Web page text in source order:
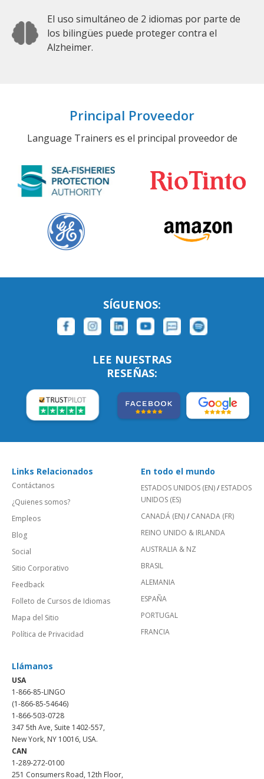
El uso simultáneo de 2 idiomas por parte de
los bilingües puede proteger contra el
Alzheimer.
Principal Proveedor
Language Trainers es el principal proveedor de
SÍGUENOS:
LEE NUESTRAS
RESEÑAS:
Links Relacionados
Contáctanos
¿Quienes somos?
Empleos
Blog
Social
Sitio Corporativo
Feedback
Folleto de Cursos de Idiomas
Mapa del Sitio
Política de Privacidad
En todo el mundo
ESTADOS UNIDOS (EN)/ ESTADOS
UNIDOS (ES)
CANADÁ (EN)/ CANADA (FR)
REINO UNIDO & IRLANDA
AUSTRALIA & NZ
BRASIL
ALEMANIA
ESPAÑA
PORTUGAL
FRANCIA
Llámanos
USA
1-866-85-LINGO
(1-866-85-54646)
1-866-503-0728
347 5th Ave, Suite 1402-557,
New York, NY 10016, USA.
CAN
1-289-272-0100
251 Consumers Road, 12th Floor,